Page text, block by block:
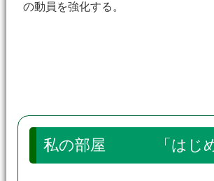
の動員を強化する。
私の部屋 「はじめ